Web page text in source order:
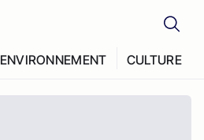
ENVIRONNEMENT CULTURE